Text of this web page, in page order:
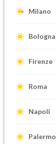
Milano
Bologna
Firenze
Roma
Napoli
Palermo